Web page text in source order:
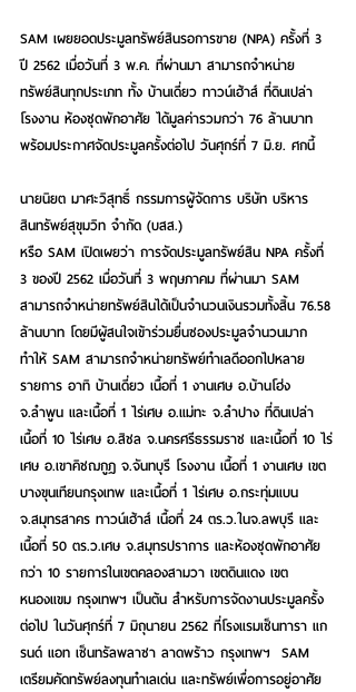
SAM เผยยอดประมูลทรัพย์สินรอการขาย (NPA) ครั้งที่ 3
ปี 2562 เมื่อวันที่ 3 พ.ค. ที่ผ่านมา สามารถจำหน่าย
ทรัพย์สินทุกประเภท ทั้ง บ้านเดี่ยว ทาวน์เฮ้าส์ ที่ดินเปล่า
โรงงาน ห้องชุดพักอาศัย ได้มูลค่ารวมกว่า 76 ล้านบาท
พร้อมประกาศจัดประมูลครั้งต่อไป วันศุกร์ที่ 7 มิ.ย. ศกนี้
นายนิยต มาศะวิสุทธิ์ กรรมการผู้จัดการ บริษัท บริหาร
สินทรัพย์สุขุมวิท จำกัด (บสส.)
หรือ SAM เปิดเผยว่า การจัดประมูลทรัพย์สิน NPA ครั้งที่
3 ของปี 2562 เมื่อวันที่ 3 พฤษภาคม ที่ผ่านมา SAM
สามารถจำหน่ายทรัพย์สินได้เป็นจำนวนเงินรวมทั้งสิ้น 76.58
ล้านบาท โดยมีผู้สนใจเข้าร่วมยื่นซองประมูลจำนวนมาก
ทำให้ SAM สามารถจำหน่ายทรัพย์ทำเลดีออกไปหลาย
รายการ อาทิ บ้านเดี่ยว เนื้อที่ 1 งานเศษ อ.บ้านโฮ่ง
จ.ลำพูน และเนื้อที่ 1 ไร่เศษ อ.แม่ทะ จ.ลำปาง ที่ดินเปล่า
เนื้อที่ 10 ไร่เศษ อ.สิชล จ.นครศรีธรรมราช และเนื้อที่ 10 ไร่
เศษ อ.เขาคิชฌกูฏ จ.จันทบุรี โรงงาน เนื้อที่ 1 งานเศษ เขต
บางขุนเทียนกรุงเทพ และเนื้อที่ 1 ไร่เศษ อ.กระทุ่มแบน
จ.สมุทรสาคร ทาวน์เฮ้าส์ เนื้อที่ 24 ตร.ว.ในจ.ลพบุรี และ
เนื้อที่ 50 ตร.ว.เศษ จ.สมุทรปราการ และห้องชุดพักอาศัย
กว่า 10 รายการในเขตคลองสามวา เขตดินแดง เขต
หนองแขม กรุงเทพฯ เป็นต้น สำหรับการจัดงานประมูลครั้ง
ต่อไป ในวันศุกร์ที่ 7 มิถุนายน 2562 ที่โรงแรมเซ็นทารา แก
รนด์ แอท เซ็นทรัลพลาซา ลาดพร้าว กรุงเทพฯ  SAM
เตรียมคัดทรัพย์ลงทุนทำเลเด่น และทรัพย์เพื่อการอยู่อาศัย